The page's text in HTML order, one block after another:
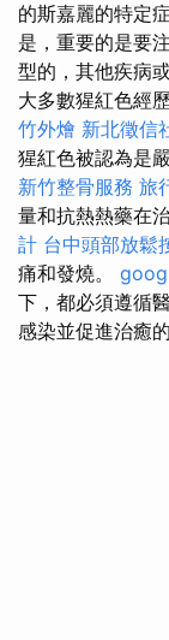
的斯嘉麗的特定
是，重要的是要
型的，其他疾病
大多數猩紅色經
竹外燴 新北徵信
猩紅色被認為是
新竹整骨服務 旅
量和抗熱熱藥在
計 台中頭部放鬆
痛和發燒。
下，都必須遵循
感染並促進治癒的